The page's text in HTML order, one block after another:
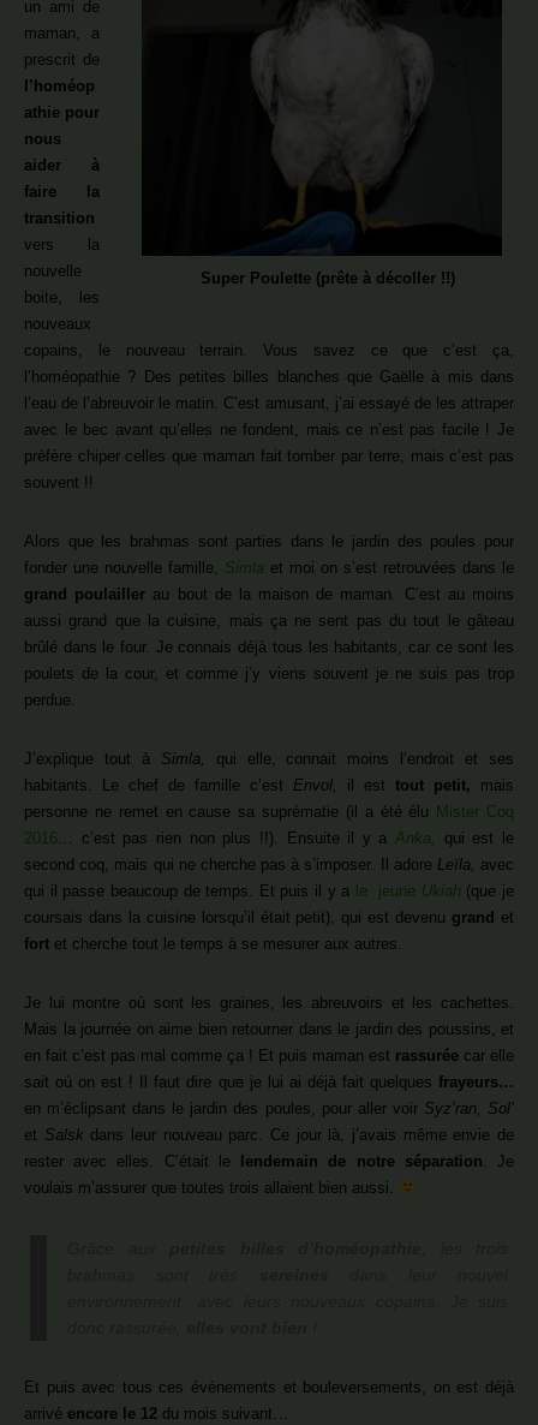
Super Poulette (prête à décoller !!)
un ami de
maman, a
prescrit de
l’homéop
athie pour
nous
aider à
faire la
transition
vers la
nouvelle
boite, les
nouveaux
copains, le nouveau terrain. Vous savez ce que c’est ça,
l’homéopathie ? Des petites billes blanches que Gaëlle à mis dans
l’eau de l’abreuvoir le matin. C’est amusant, j’ai essayé de les attraper
avec le bec avant qu’elles ne fondent, mais ce n’est pas facile ! Je
préfère chiper celles que maman fait tomber par terre, mais c’est pas
souvent !!
Alors que les brahmas sont parties dans le jardin des poules pour
fonder une nouvelle famille, Simla et moi on s’est retrouvées dans le
grand poulailler au bout de la maison de maman. C’est au moins
aussi grand que la cuisine, mais ça ne sent pas du tout le gâteau
brûlé dans le four. Je connais déjà tous les habitants, car ce sont les
poulets de la cour, et comme j’y viens souvent je ne suis pas trop
perdue.
J’explique tout à Simla,
qui elle, connait moins l’endroit et ses
habitants. Le chef de famille c’est Envol, il est tout petit, mais
personne ne remet en cause sa suprématie (il a été élu Mister Coq
2016 … c’est pas rien non plus !!). Ensuite il y aAnka,
qui est le
second coq, mais qui ne cherche pas à s’imposer. Il adore Leïla, avec
qui il passe beaucoup de temps. Et puis il y a le jeune Ukiah (que je
coursais dans la cuisine lorsqu’il était petit), qui est devenu grand et
fort et cherche tout le temps à se mesurer aux autres.
Je lui montre où sont les graines, les abreuvoirs et les cachettes.
Mais la journée on aime bien retourner dans le jardin des poussins, et
en fait c’est pas mal comme ça ! Et puis maman est rassurée car elle
sait où on est ! Il faut dire que je lui ai déjà fait quelques frayeurs…
en m’éclipsant dans le jardin des poules, pour aller voir Syz’ran, Sol’
et Salsk dans leur nouveau parc. Ce jour là, j’avais même envie de
rester avec elles. C’était le
lendemain de notre séparation. Je
voulais m’assurer que toutes trois allaient bien aussi.
Et puis avec tous ces évènements et bouleversements, on est déjà
arrivé encore le 12 du mois suivant…